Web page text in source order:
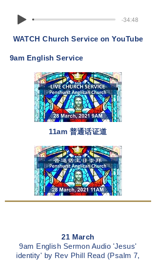
-34:48
WATCH Church Service on YouTube
9am English Service
11am 普通话证道
21 March
9am English Sermon Audio 'Jesus'
identity' by Rev Phill Read (Psalm 7,